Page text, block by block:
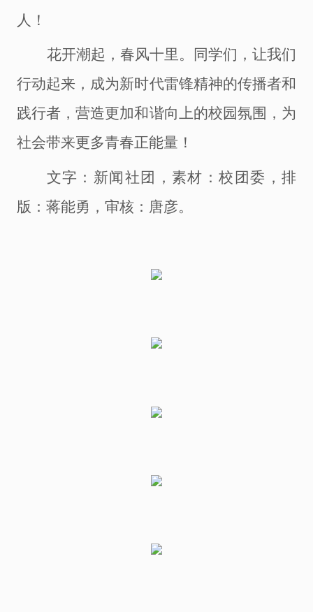
人！
花开潮起，春风十里。同学们 ，让我们
行动起来，成为新时代雷锋精神的传播者和
践行者，营造更加和谐向上的校园氛围，为
社会带来更多青春正能量！
文字：新闻社团，素材：校团委，排
版：蒋能勇，审核：唐彦。